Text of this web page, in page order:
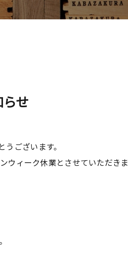
せ
ございます。
ウィーク休業とさせていただきま